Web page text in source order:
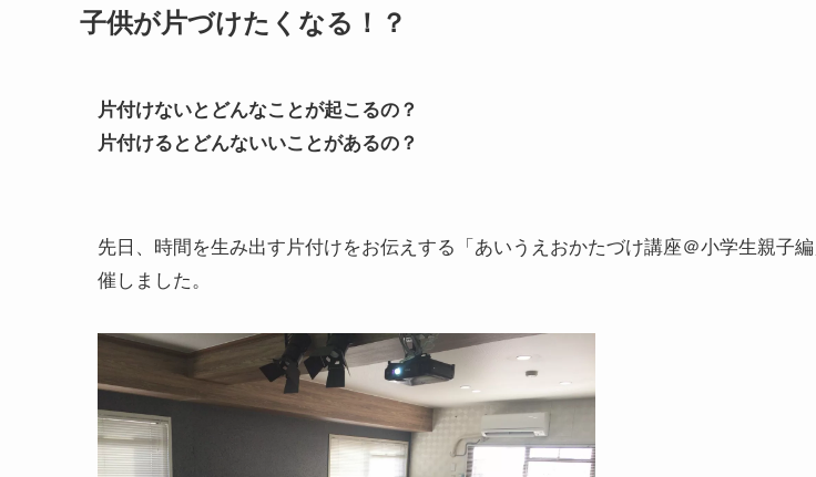
子供が片づけたくなる！？
片付けないとどんなことが起こるの？
片付けるとどんないいことがあるの？
先日、時間を生み出す片付けをお伝えする「あいうえおかたづけ講座＠小学生親子編
催しました。